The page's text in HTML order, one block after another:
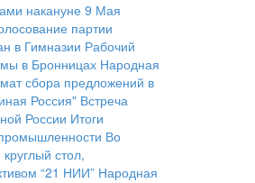
накануне 9 Мая
партии
в Гимназии Рабочий
в Бронницах Народная
сбора предложений в
Россия" Встреча
России Итоги
Во
стол,
“21 НИИ” Народная